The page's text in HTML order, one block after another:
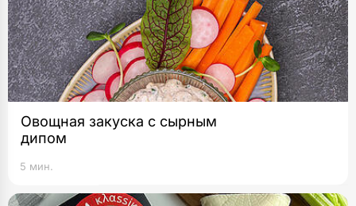
Овощная закуска с сырным
дипом
5 мин.